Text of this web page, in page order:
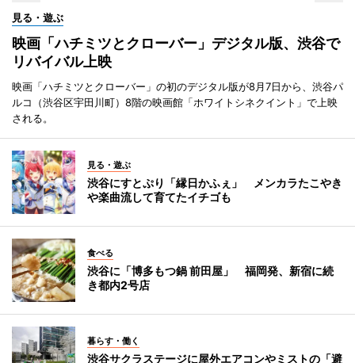
見る・遊ぶ
映画「ハチミツとクローバー」デジタル版、渋谷で
リバイバル上映
映画「ハチミツとクローバー」の初のデジタル版が8月7日から、渋谷パ
ルコ（渋谷区宇田川町）8階の映画館「ホワイトシネクイント」で上映
される。
見る・遊ぶ
渋谷にすとぷり「縁日かふぇ」 メンカラたこやき
や楽曲流して育てたイチゴも
食べる
渋谷に「博多もつ鍋 前田屋」 福岡発、新宿に続
き都内2号店
暮らす・働く
渋谷サクラステージに屋外エアコンやミストの「避